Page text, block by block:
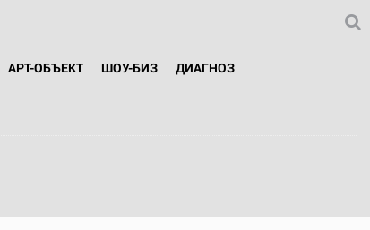
АРТ-ОБЪЕКТ ШОУ-БИЗ ДИАГНОЗ